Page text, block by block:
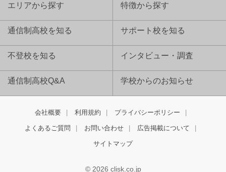
エリアから探す 特徴から探す
通信制高校を知る サポート校を知る
不登校を知る インタビュー・調査
通信制高校Q&A 学校からのお知らせ
会社概要 利用規約 プライバシーポリシー
よくあるご質問 お問い合わせ 広告掲載について
サイトマップ
© 2026 clisk.co.jp